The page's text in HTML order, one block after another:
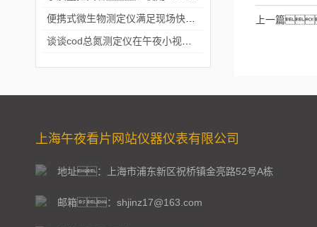
上一篇
上海午夜看片网站仪器仪表有限公司
地址：上海市浦东新区祝桥镇金亮路52号A栋
邮箱：shjinz17@163.com